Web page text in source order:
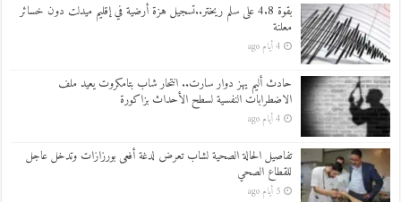
بقوة 4.8 على سلم ريختر..تسجيل هزة أرضية في إقليم ميدلت دون خسائر
معلنة
4 أيام ago
حادث أليم يهز دوار سارت.. انتحار شاب بتامكروت يعيد ملف
الاضطرابات النفسية لسطح الأحداث بزاكورة
4 أيام ago
تفاصيل الحالة الصحية لشاب تعرض لدغة أفعى بورزازات وتدخل عاجل
للقطاع الصحي
5 أيام ago